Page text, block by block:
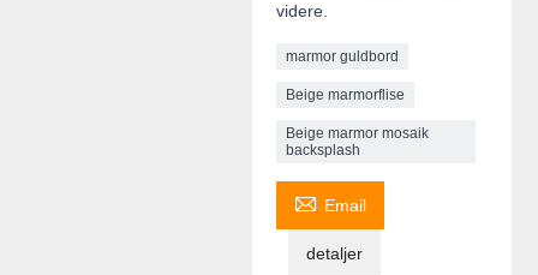
videre.
marmor guldbord
Beige marmorflise
Beige marmor mosaik
backsplash
 Email
detaljer